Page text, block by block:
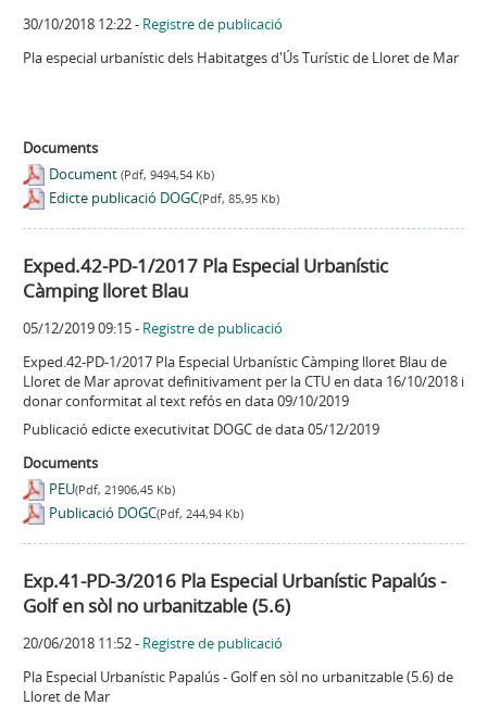
30/10/2018 12:22- Registre de publicació
Pla especial urbanístic dels Habitatges d'Ús Turístic de Lloret de Mar
Documents
Document (Pdf, 9494,54 Kb)
Edicte publicació DOGC(Pdf, 85,95 Kb)
Exped.42-PD-1/2017 Pla Especial Urbanístic
Càmping lloret Blau
05/12/2019 09:15- Registre de publicació
Exped.42-PD-1/2017 Pla Especial Urbanístic Càmping lloret Blau de
Lloret de Mar aprovat definitivament per la CTU en data 16/10/2018 i
donar conformitat al text refós en data 09/10/2019
Publicació edicte executivitat DOGC de data 05/12/2019
Documents
PEU(Pdf, 21906,45 Kb)
Publicació DOGC(Pdf, 244,94 Kb)
Exp.41-PD-3/2016 Pla Especial Urbanístic Papalús -
Golf en sòl no urbanitzable (5.6)
20/06/2018 11:52- Registre de publicació
Pla Especial Urbanístic Papalús - Golf en sòl no urbanitzable (5.6) de
Lloret de Mar